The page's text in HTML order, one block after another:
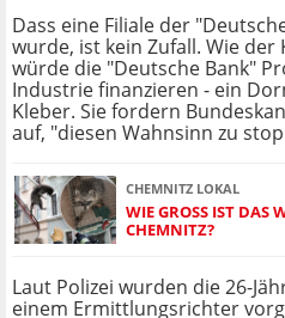
Dass eine Filiale der
wurde, ist kein Zufall. Wie der
würde die "Deutsche Bank"
Industrie finanzieren - ein
Kleber. Sie fordern
auf, "diesen Wahnsinn zu
CHEMNITZ LOKAL
WIE GROSS IST DAS
HEMNITZ?
Laut Polizei wurden die 26-
einem Ermittlungsrichter